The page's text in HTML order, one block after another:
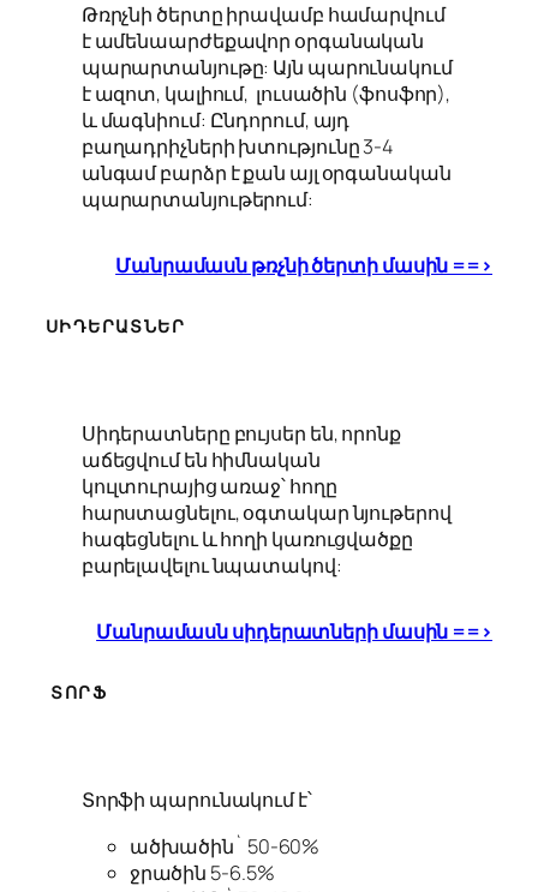
Թռրչնի ծերտը իրավամբ համարվում
է ամենաարժեքավոր օրգանական
պարարտանյութը: Այն պարունակում
է ազոտ, կալիում, լուսածին (ֆոսֆոր),
և մագնիում: Ընդորում, այդ
բաղադրիչների խտությունը 3-4
անգամ բարձր է քան այլ օրգանական
պարարտանյութերում:
Մանրամասն թռչնի ծերտի մասին ==>
ՍԻԴԵՐԱՏՆԵՐ
Սիդերատները բույսեր են, որոնք
աճեցվում են հիմնական
կուլտուրայից առաջ՝ հողը
հարստացնելու, օգտակար նյութերով
հագեցնելու և հողի կառուցվածքը
բարելավելու նպատակով:
Մանրամասն սիդերատների մասին ==>
ՏՈՐՖ
Տորֆի պարունակում է՝
ածխածին` 50-60%
ջրածին 5-6.5%